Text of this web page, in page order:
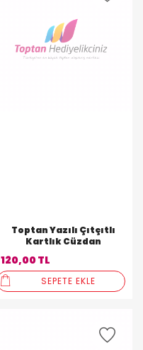
Toptan Yazılı Çıtçıtlı
Kartlık Cüzdan
120,00 TL
SEPETE EKLE